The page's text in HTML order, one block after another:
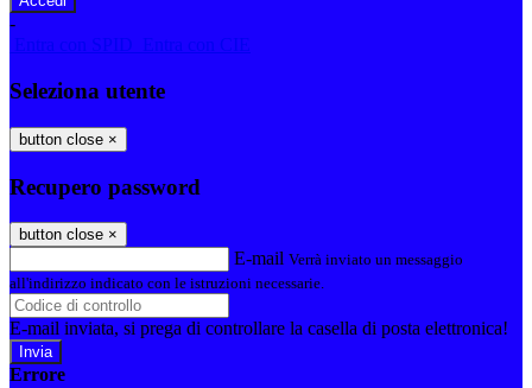
-
Entra con SPID
Entra con CIE
Seleziona utente
button close ×
Recupero password
button close ×
E-mail Verrà inviato un messaggio
all'indirizzo indicato con le istruzioni necessarie.
E-mail inviata, si prega di controllare la casella di posta elettronica!
Errore